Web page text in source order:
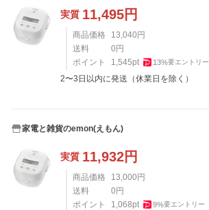
実質 11,495円
商品価格 13,040円
送料
0円
ポイント
1,545pt 13%要エントリー
2〜3日以内に発送（休業日を除く）
家電と雑貨のemon(えもん)
実質 11,932円
商品価格 13,000円
送料
0円
ポイント
1,068pt 9%要エントリー